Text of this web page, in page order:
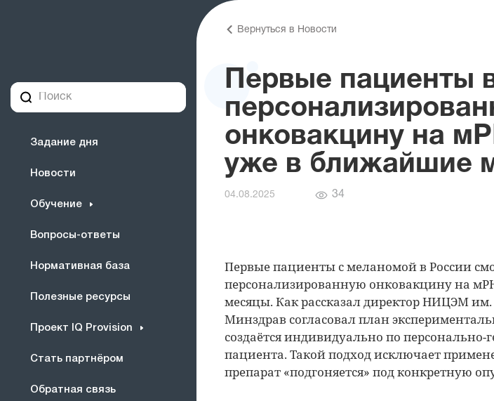
Задание дня
Новости
Обучение
Вопросы-ответы
Нормативная база
Полезные ресурсы
Проект IQ Provision
Стать партнёром
Обратная связь
Вернуться в Новости
Первые пациенты
онковакцину на
уже в ближайшие
04.08.2025
Количество
34
Первые пациенты с меланомой в России
персонализированную онковакцину на
месяцы. Как рассказал директор НИЦЭМ
Минздрав согласовал план
создаётся индивидуально по
пациента. Такой подход исключает
препарат «подгоняется» под конкретную